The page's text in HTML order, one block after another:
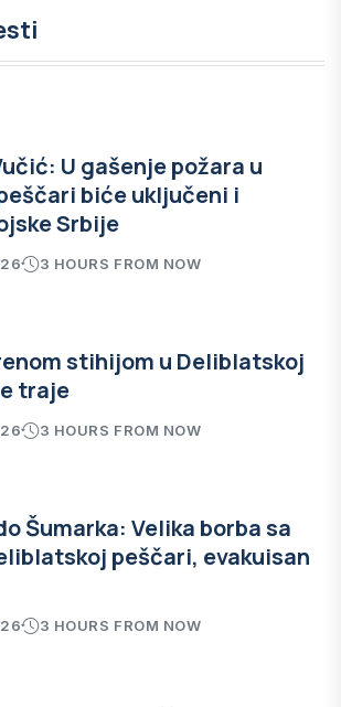
U gašenje požara u
biće uključeni i
Srbije
3 HOURS FROM NOW
stihijom u Deliblatskoj
traje
3 HOURS FROM NOW
Šumarka: Velika borba sa
peščari, evakuisan
3 HOURS FROM NOW